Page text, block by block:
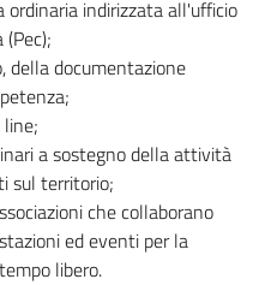
indirizzata all'ufficio
della documentazione
a sostegno della attività
sul territorio;
che collaborano
ed eventi per la
libero.